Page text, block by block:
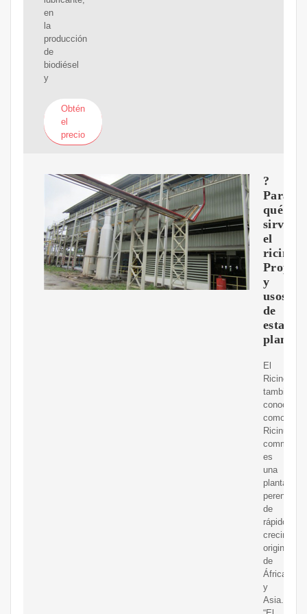
en
la
producción
de
biodiésel
y
Obtén
el
precio
?
Para
qué
sirve
el
ricino?
y
usos
de
esta
planta
El
Ricino,
también
conocido
como
Ricinus
communis,
es
una
planta
perenne
de
rápido
originaria
de
África
y
Asia.